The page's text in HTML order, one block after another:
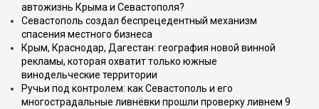
автожизнь Крыма и Севастополя?
Севастополь создал беспрецедентный механизм
спасения местного бизнеса
Крым, Краснодар, Дагестан: география новой винной
рекламы, которая охватит только южные
винодельческие территории
Ручьи под контролем: как Севастополь и его
многострадальные ливнёвки прошли проверку ливнем 9